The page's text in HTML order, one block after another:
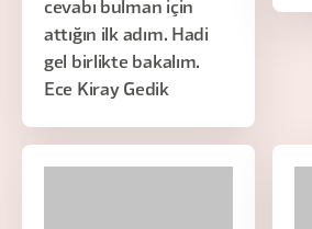
cevabı bulman için
attığın ilk adım. Hadi
gel birlikte bakalım.
Ece Kiray Gedik